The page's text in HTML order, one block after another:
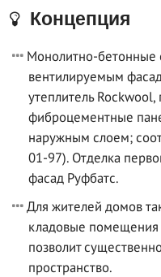
Концепция
Монолитно-
вентилируемым
утеплитель
фиброцементные
наружным слоем;
01-97). Отделка
фасад Руфбатс.
Для жителей домов
кладовые помещения
позволит
пространство.